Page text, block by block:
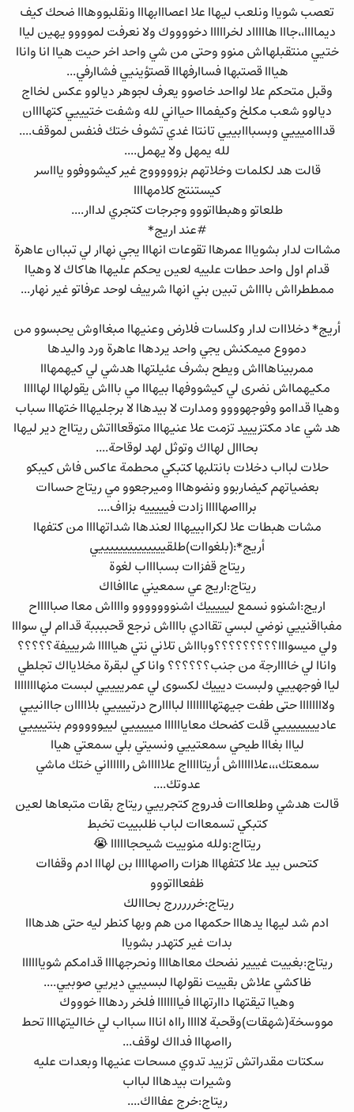
تعصب شوياا ونلعب ليهاا علا اعصااابهااا ونقلبووهااا ضحك كيف
ديماااا،،جااا هاااااد لخرااااا دخووووك ولا نعرفت لموووو يهين لياا
ختيي منتقبلهااش منوو وحتى من شي واحد اخر حيت هياا انا واناا
هيااا قصتبهاا فساارفهااا قصتؤينيي فشاارفي...
وقبل متحكم علا لوااحد خاصوو يعرف لجوهر ديالوو عكس لخااج
ديالوو شعب مكلخ وكيفمااا حيااني لله وشفت ختيييي كتهاااان
قداااميييي وبسبااابييي تانتاا غدي تشوف ختك فنفس لموقف....
لله يمهل ولا يهمل....
قالت هد لكلمات وخلاتهم بزوووووج غير كيشووفوو ياااسر
كيستنتج كلامهاااا
طلعاتو وهبطااتووو وجرجات كتجري لداار....
#عند اريج*
مشاات لدار بشويااا عمرهاا تقوعات انهااا يجي نهاار لي تبباان عاهرة
قدام اول واحد حطات علييه لعين يحكم عليهاا هاكاك لا وهياا
ممططرااش بااااش تبين بني انهاا شرييف لوحد عرفاتو غير نهار...
أريج* دخلااات لدار وكلسات فلارض وعنيهاا مبغااوش يحبسوو من
دمووع ميمكنش يجي واحد يردهاا عاهرة ورد واليدها
ممربيناهاااش ويطح بشرف عئيلتهاا هدشي لي كيهمهااا
مكيهمااش نضرى لي كيشووفهاا بيهااا مي باااش يقولهااا لهااااا
وهياا قداامو وفوجهوووو ومدارت لا بيدهاا لا برجليهااا ختهااا سباب
هد شي عاد مكتزيييد تزمت علا عنيهااا متوقعاااتش ريتااج دير ليهاا
بحااال لهااك وتوثل لهد لوقاحة....
حلات لبااب دخلات بانتلبها كتبكي محطمة عاكس فاش كيبكو
بعضياتهم كيضاربوو ونضوهااا وميرجعوو مي ريتاج حساات
براااصهااااا زادت فيييييه بزااف....
مشات هبطات علا لكراابييهااا لعندهاا شداتهاااا من كتفهاا
أريج*:(بلغواات)طلقييييييييييييييي
ريتاج قفزاات بسبااااب لغوة
ريتاج:اريج عي سمعيني عااافااك
اريج:اشنوو نسمع ليييييك اشنووووووو وااااش معاا صباااااح
مفبااقنييي نوضي لبسي تقاادي بااااش نرجع قحببببة قداام لي سوااا
ولي ميسوااا؟؟؟؟؟؟؟؟؟وباااش تلاني نتي هيااااا شريييفة؟؟؟؟؟
واناا لي خاااارجة من جنب؟؟؟؟؟؟ وانا كي لبقرة مخلايااك تجلطي
لياا فوجهييي ولبست ديييك لكسوى لي عمرييييي لبست منهاااااااا
ولاااااااا حتى طفت جيهتهاااااااا لباااارح درتييييي بلااااان جااانييي
عادييييييييي قلت كضحك معاياااااا ميييييي لييوووووم بنتييييي
ليااا بغااا طيحي سمعتييي ونسيتي بلي سمعتي هياا
سمعتك،،،علااااااش أريتاااااج علاااااش رااااااني ختك ماشي
عدوتك....
قالت هدشي وطلعااات فدروج كتجرييي ريتاج بقات متبعاها لعين
كتبكي تسمعاات لباب ظلبييت تخبط
ريتااج:ولله منوييت شيحجاااااا 😭
كتحس بيد علا كتفهااا هزات رااصهااااا بن لهااا ادم وقفاات
ظفعاااتووو
ريتاج:خرررررج بحااالك
ادم شد ليهاا يدهااا حكمهاا من هم وبها كنطر ليه حتى هدهااا
بدات غير كتهدر بشوياا
ريتاج:بغييت غييير نضحك معااهاااا ونحرجهاااا قدامكم شوياااااا
ظاكشي علاش بقييت نقولهاا لبسييي ديريي صوبيي....
وهياا تيقتهاا داارتهااا فيااااااا فلخر ردهااا خوووك
مووسخة(شهقات)وقحبة لااااا رااه انااا سبااب لي خااليتهاااا تحط
رااصهااا فدااك لوقف...
سكتات مقدراتش تزييد تدوي مسحات عنيهاا وبعدات عليه
وشيرات بيدهااا لبااب
ريتاج:خرج عفاااك....